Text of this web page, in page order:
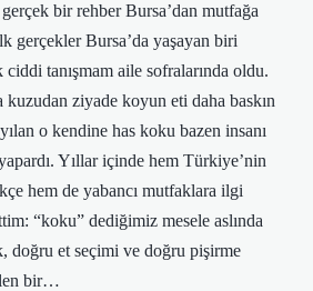
bir rehber Bursa’dan mutfağa
gerçekler Bursa’da yaşayan biri
tanışmam aile sofralarında oldu.
kuzudan ziyade koyun eti daha baskın
o kendine has koku bazen insanı
Yıllar içinde hem Türkiye’nin
hem de yabancı mutfaklara ilgi
“koku” dediğimiz mesele aslında
doğru et seçimi ve doğru pişirme
bir…